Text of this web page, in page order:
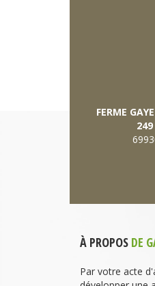
FERME
À PROPOS DE
Par votre acte